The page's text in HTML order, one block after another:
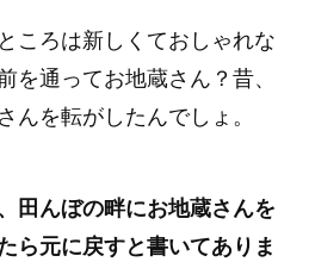
ころは新しくておしゃれな
を通ってお地蔵さん？昔、
んを転がしたんでしょ。
んぼの畔にお地蔵さんを
ら元に戻すと書いてありま